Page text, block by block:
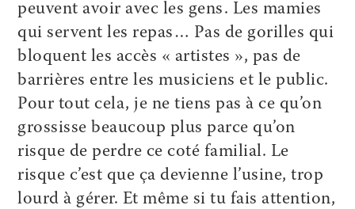
peuvent avoir avec les gens. Les mamies
qui servent les repas… Pas de gorilles qui
bloquent les accès « artistes », pas de
barrières entre les musiciens et le public.
Pour tout cela, je ne tiens pas à ce qu’on
grossisse beaucoup plus parce qu’on
risque de perdre ce coté familial. Le
risque c’est que ça devienne l’usine, trop
lourd à gérer. Et même si tu fais attention,